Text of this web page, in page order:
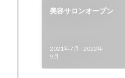
美容サロンオープン
2021年7月 -2022年
9月